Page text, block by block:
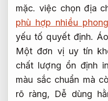
mặc. việc chọn địa
phù hợp nhiều
yếu tố quyết định.
Một đơn vị uy tín
chất lượng ổn định
màu sắc chuẩn mà
rõ ràng, Dễ dùng